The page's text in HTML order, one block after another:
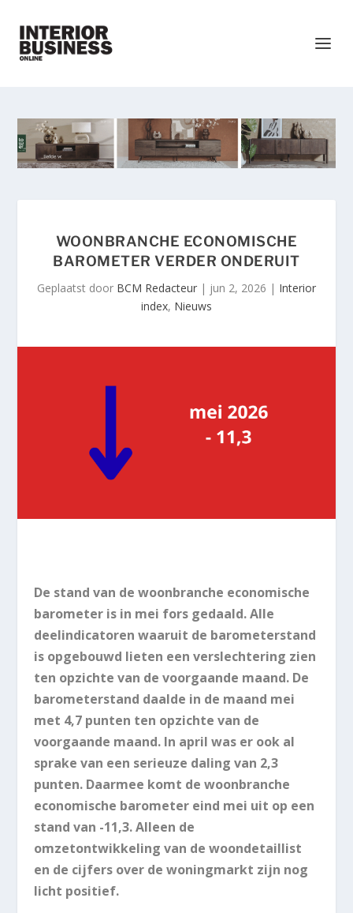
WOONBRANCHE ECONOMISCHE
BAROMETER VERDER ONDERUIT
Geplaatst door BCM Redacteur | jun 2, 2026 | Interior
index, Nieuws
De stand van de woonbranche economische
barometer is in mei fors gedaald. Alle
deelindicatoren waaruit de barometerstand
is opgebouwd lieten een verslechtering zien
ten opzichte van de voorgaande maand. De
barometerstand daalde in de maand mei
met 4,7 punten ten opzichte van de
voorgaande maand. In april was er ook al
sprake van een serieuze daling van 2,3
punten. Daarmee komt de woonbranche
economische barometer eind mei uit op een
stand van -11,3. Alleen de
omzetontwikkeling van de woondetaillist
en de cijfers over de woningmarkt zijn nog
licht positief.